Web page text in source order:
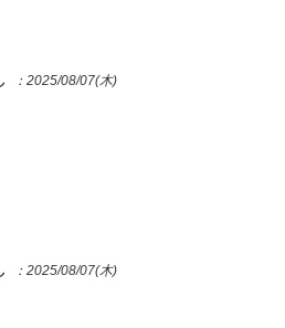
：2025/08/07(木)
：2025/08/07(木)